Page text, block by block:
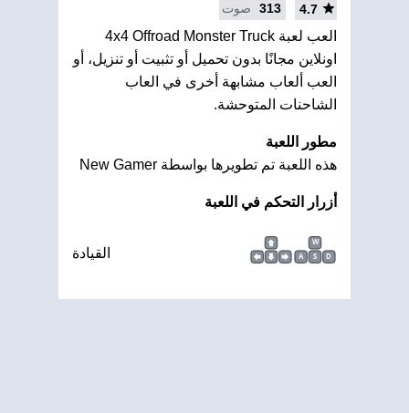
4.7
313 صوت
العب لعبة 4x4 Offroad Monster Truck
اونلاين مجانًا بدون تحميل أو تثبيت أو تنزيل، أو
العب ألعاب مشابهة أخرى في العاب
الشاحنات المتوحشة.
مطور اللعبة
هذه اللعبة تم تطويرها بواسطة New Gamer
أزرار التحكم في اللعبة
W
A
S D القيادة